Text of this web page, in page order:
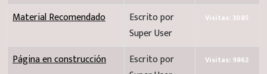
Material Recomendado
Escrito por
Super User
Visitas: 3085
Página en construcción
Escrito por
Visitas: 9862